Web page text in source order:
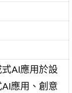
AI應用於設
應用、創意